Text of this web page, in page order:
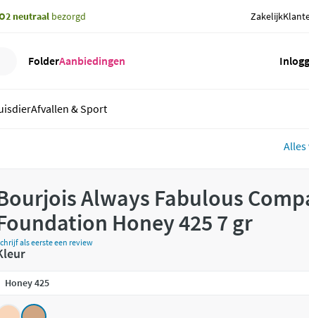
neutraal bezorgd Zakelijk
FolderAanbiedingen
Afvallen & Sport
Always Fabulous
Honey 425 7 gr
als eerste een review